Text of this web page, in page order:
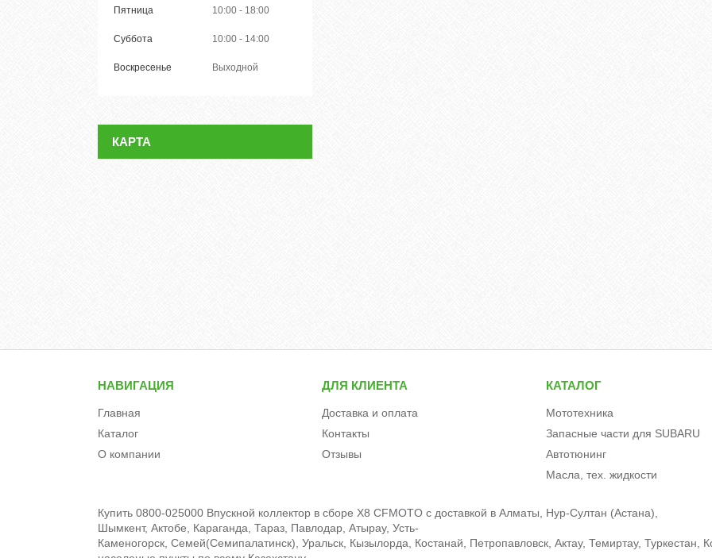
Пятница 10:00 18:00
Суббота 10:00 14:00
Воскресенье Выходной
КАРТА
НАВИГАЦИЯ
Главная
Каталог
О компании
ДЛЯ КЛИЕНТА
Доставка и оплата
Контакты
Отзывы
КАТАЛОГ
Мототехника
Запасные части для SUBARU
Автотюнинг
Масла, тех. жидкости
Купить 0800-025000 Впускной коллектор в сборе Х8 CFMOTO c доставкой в Алматы, Нур-Султан (Астана),
Шымкент, Актобе, Караганда, Тараз, Павлодар, Атырау, Усть-
Каменогорск, Семей(Семипалатинск), Уральск, Кызылорда, Костанай, Петропавловск, Актау, Темиртау, Туркестан,